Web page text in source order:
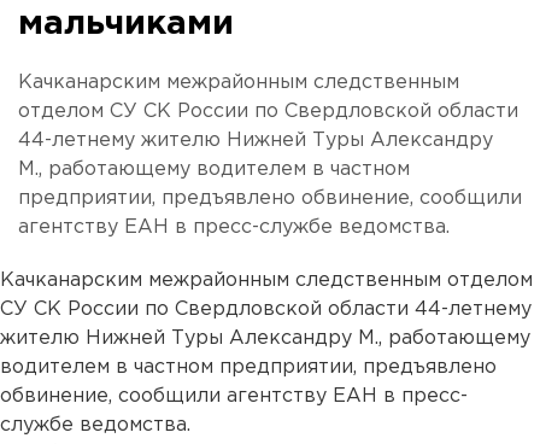
мальчиками
Качканарским межрайонным следственным
отделом СУ СК России по Свердловской области
44-летнему жителю Нижней Туры Александру
М., работающему водителем в частном
предприятии, предъявлено обвинение, сообщили
агентству ЕАН в пресс-службе ведомства.
Качканарским межрайонным следственным отделом
СУ СК России по Свердловской области 44-летнему
жителю Нижней Туры Александру М., работающему
водителем в частном предприятии, предъявлено
обвинение, сообщили агентству ЕАН в пресс-
службе ведомства.